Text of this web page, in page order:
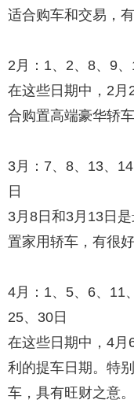
适合购车和交易，
2月：1、2、8、9
在这些日期中，2月
合购置高端豪华轿
3月：7、8、13、
日
3月8日和3月13日
置家用轿车，有很
4月：1、5、6、11
25、30日
在这些日期中，4月
利的提车日期。特
车，具有旺财之意。